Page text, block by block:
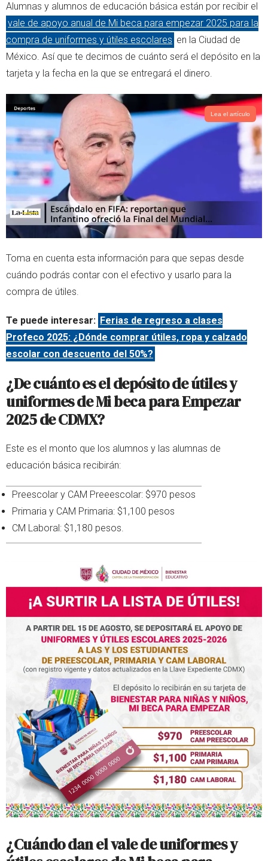
t
t
e
r
t
s
a
p
p
Alumnas y alumnos de educación básica están por recibir el
vale de apoyo anual de Mi beca para empezar 2025 para la
compra de uniformes y útiles escolares en la Ciudad de
México. Así que te decimos de cuánto será el depósito en la
tarjeta y la fecha en la que se entregará el dinero.
Lea el artículo
Toma en cuenta esta información para que sepas desde
cuándo podrás contar con el efectivo y usarlo para la
compra de útiles.
Te puede interesar: Ferias de regreso a clases
Profeco 2025: ¿Dónde comprar útiles, ropa y calzado
escolar con descuento del 50%?
¿De cuánto es el depósito de útiles y
uniformes de Mi beca para Empezar
2025 de CDMX?
Este es el monto que los alumnos y las alumnas de
educación básica recibirán:
Preescolar y CAM Preeescolar: $970 pesos
Primaria y CAM Primaria: $1,100 pesos
CM Laboral: $1,180 pesos.
¿Cuándo dan el vale de uniformes y